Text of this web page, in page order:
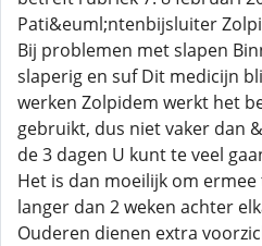
Pati&euml;ntenbijsluiter
Bij problemen met slapen
slaperig en suf Dit medicijn
werken Zolpidem werkt het
gebruikt, dus niet vaker dan
de 3 dagen U kunt te veel
Het is dan moeilijk om
langer dan 2 weken achter
Ouderen dienen extra